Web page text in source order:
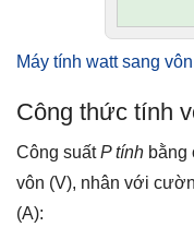
Máy tính watt sang
Công thức tính
Công suấtP tính bằng
vôn (V), nhân với
(A):